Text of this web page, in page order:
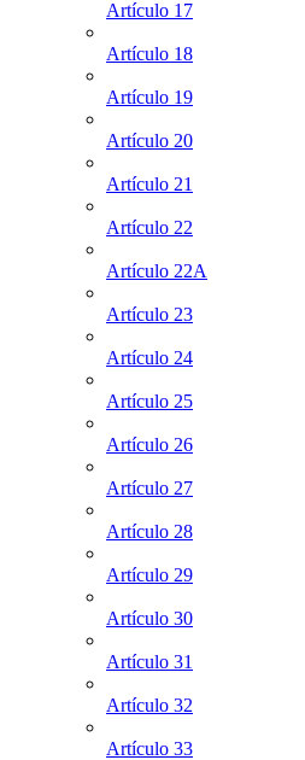
Artículo 17
Artículo 18
Artículo 19
Artículo 20
Artículo 21
Artículo 22
Artículo 22A
Artículo 23
Artículo 24
Artículo 25
Artículo 26
Artículo 27
Artículo 28
Artículo 29
Artículo 30
Artículo 31
Artículo 32
Artículo 33